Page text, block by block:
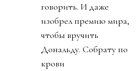
говорить. И даже
изобрел премию мира,
чтобы вручить
Дональду. Собрату по
крови